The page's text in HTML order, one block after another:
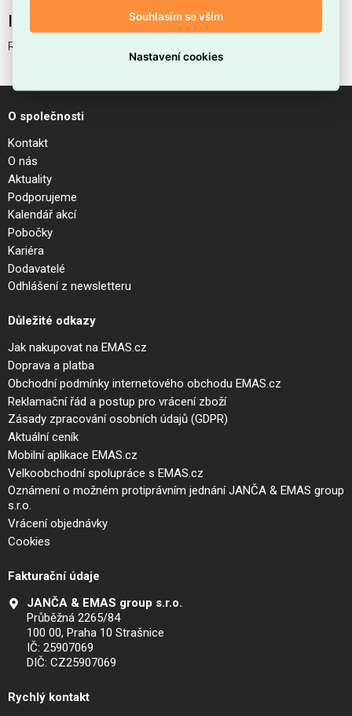
Interní název produktu
RUDY AP2 SQUARE NERO
O společnosti
Kontakt
O nás
Aktuality
Podporujeme
Kalendář akcí
Pobočky
Kariéra
Dodavatelé
Odhlášení z newsletteru
Důležité odkazy
Jak nakupovat na EMAS.cz
Doprava a platba
Obchodní podmínky internetového obchodu EMAS.cz
Reklamační řád a postup pro vrácení zboží
Zásady zpracování osobních údajů (GDPR)
Aktuální ceník
Mobilní aplikace EMAS.cz
Velkoobchodní spolupráce s EMAS.cz
Oznámení o možném protiprávním jednání JANČA & EMAS group
s.r.o.
Vrácení objednávky
Cookies
Fakturační údaje
JANČA & EMAS group s.r.o.
Průběžná 2265/84
100 00, Praha 10 Strašnice
IČ: 25907069
DIČ: CZ25907069
Rychlý kontakt
Souhlasím se vším
Nastavení cookies